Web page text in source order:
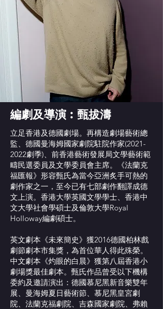
編劇及導演︰甄拔濤
立足香港及德國劇場。再構造劇場藝術總
監、德國曼海姆國家劇院駐院作家(2021-
2022劇季)、前香港藝術發展局文學藝術範
疇民選委員及文學委員會主席。《法蘭克
福匯報》形容甄氏為當今亞洲炙手可熱的
劇作家之一，至今已有七部劇作翻譯成德
文上演。香港大學英國文學學士、香港中
文大學社會學碩士及倫敦大學Royal
Holloway編劇碩士。
英文劇本《未來簡史》獲2016德國柏林戲
劇節劇本市集獎，為首位華人得此殊榮。
中文劇本《灼眼的白晨》獲第八屆香港小
劇場獎最佳劇本。甄氏作品曾受以下機構
委約及邀請演出：德國慕尼黑新音樂雙年
展、曼海姆夏日藝術節、慕尼黑皇宮劇
院、法蘭克福劇院、吉森國家劇院、弗賴